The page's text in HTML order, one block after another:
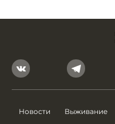
Новости Выживание